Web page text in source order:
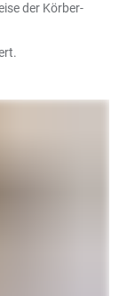
der Körber-